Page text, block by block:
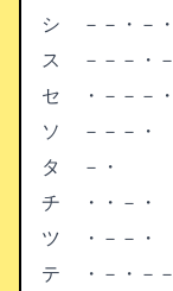
シ
－－・－・
ス
－－－・－
セ
・－－－・
ソ
－－－・
タ
－・
チ
・・－・
ツ
・－－・
テ
・－・－－